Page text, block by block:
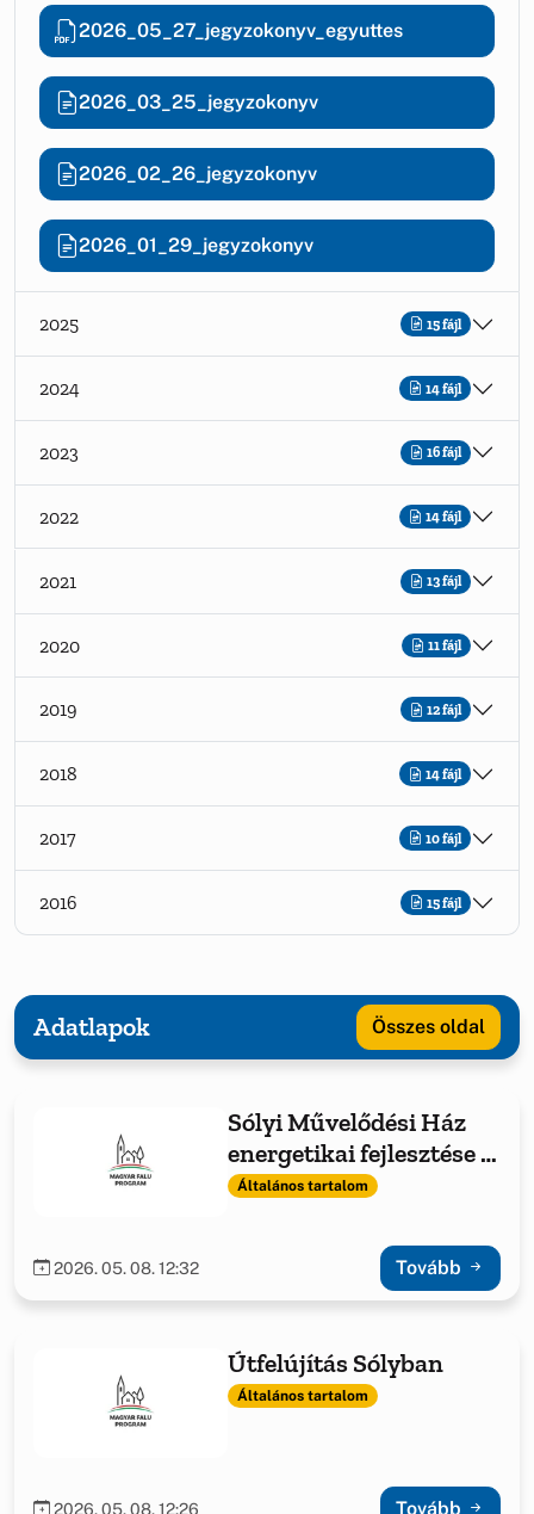
2026_05_27_jegyzokonyv_egyuttes
2026_03_25_jegyzokonyv
2026_02_26_jegyzokonyv
2026_01_29_jegyzokonyv
2025 15 fájl
2024 14 fájl
2023 16 fájl
2022 14 fájl
2021 13 fájl
2020 11 fájl
2019 12 fájl
2018 14 fájl
2017 10 fájl
2016 15 fájl
Adatlapok Összes oldal
Sólyi Művelődési Ház
energetikai fejlesztése -
fűtéskorszerűsítés
Általános tartalom
2026. 05. 08. 12:32 Tovább
Útfelújítás Sólyban
Általános tartalom
2026. 05. 08. 12:26 Tovább